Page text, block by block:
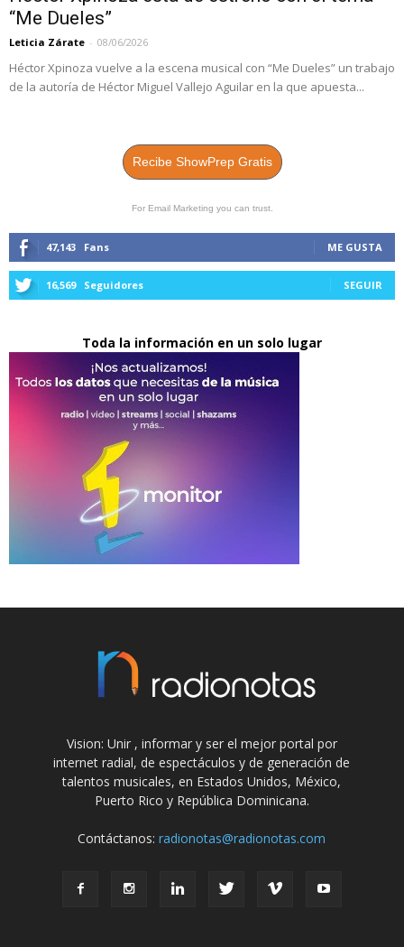
“Me Dueles”
Leticia Zárate - 08/06/2026
Héctor Xpinoza vuelve a la escena musical con “Me Dueles” un trabajo
de la autoría de Héctor Miguel Vallejo Aguilar en la que apuesta...
Recibe ShowPrep Gratis
For Email Marketing you can trust.
47,143 Fans ME GUSTA
16,569 Seguidores SEGUIR
Toda la información en un solo lugar
Vision: Unir , informar y ser el mejor portal por
internet radial, de espectáculos y de generación de
talentos musicales, en Estados Unidos, México,
Puerto Rico y República Dominicana.
Contáctanos:radionotas@radionotas.com